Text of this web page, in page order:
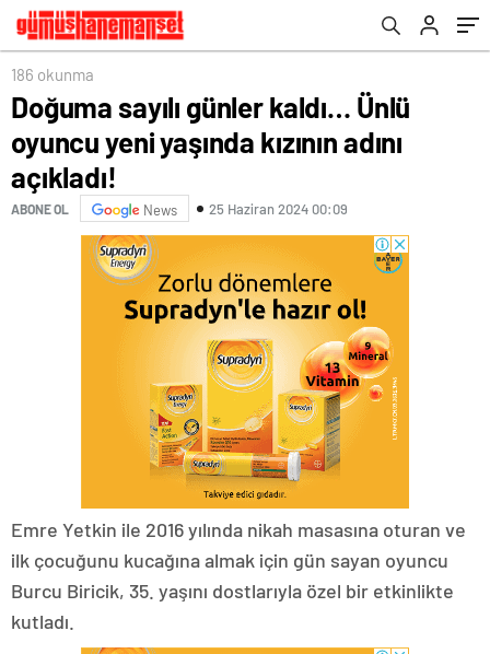
186 okunma
Doğuma sayılı günler kaldı… Ünlü
oyuncu yeni yaşında kızının adını
açıkladı!
ABONE OL News 25 Haziran 2024 00:09
Emre Yetkin ile 2016 yılında nikah masasına oturan ve
ilk çocuğunu kucağına almak için gün sayan oyuncu
Burcu Biricik, 35. yaşını dostlarıyla özel bir etkinlikte
kutladı.